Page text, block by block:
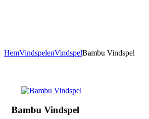
HemVindspelenVindspelBambu Vindspel
Bambu Vindspel